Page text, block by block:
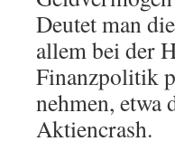
Deutet man
allem bei der
Finanzpolitik
nehmen, etwa
Aktiencrash.